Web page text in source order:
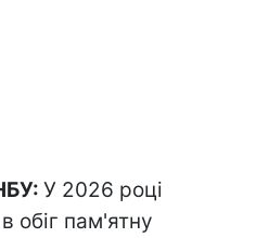
У 2026 році
обіг пам'ятну